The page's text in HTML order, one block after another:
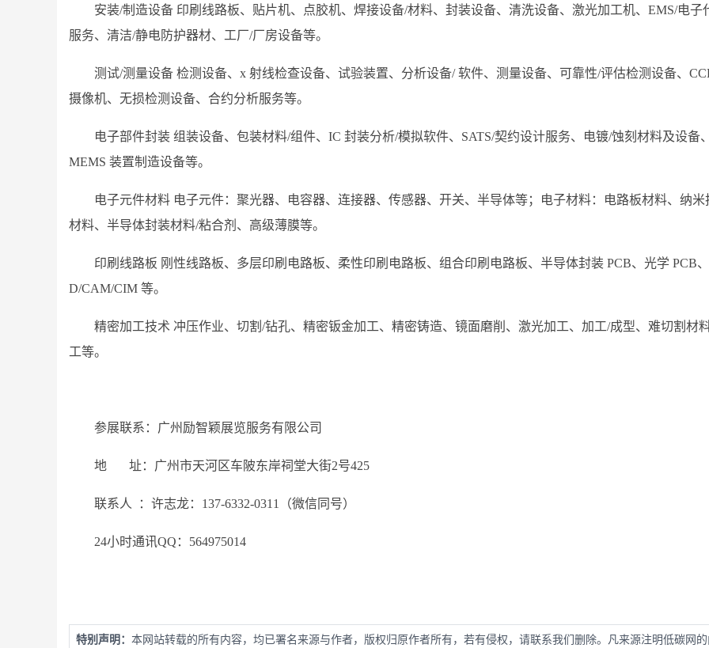
安装/制造设备 印刷线路板、贴片机、点胶机、焊接设备/材料、封装设备、清洗设备、激光加工机、EMS/电子
服务、清洁/静电防护器材、工厂/厂房设备等。
测试/测量设备 检测设备、x 射线检查设备、试验装置、分析设备/ 软件、测量设备、可靠性/评估检测设备、
摄像机、无损检测设备、合约分析服务等。
电子部件封装 组装设备、包装材料/组件、IC 封装分析/模拟软件、SATS/契约设计服务、电镀/蚀刻材料及设备
MEMS 装置制造设备等。
电子元件材料 电子元件：聚光器、电容器、连接器、传感器、开关、半导体等；电子材料：电路板材料、纳米
材料、半导体封装材料/粘合剂、高级薄膜等。
印刷线路板 刚性线路板、多层印刷电路板、柔性印刷电路板、组合印刷电路板、半导体封装 PCB、光学 PCB、
D/CAM/CIM 等。
精密加工技术 冲压作业、切割/钻孔、精密钣金加工、精密铸造、镜面磨削、激光加工、加工/成型、难切割材
工等。
参展联系：广州励智颖展览服务有限公司
地 址：广州市天河区车陂东岸祠堂大街2号425
联系人 ：许志龙：137-6332-0311（微信同号）
24小时通讯QQ：564975014
特别声明： 本网站转载的所有内容，均已署名来源与作者，版权归原作者所有，若有侵权，请联系我们删除。凡来源注明低碳网